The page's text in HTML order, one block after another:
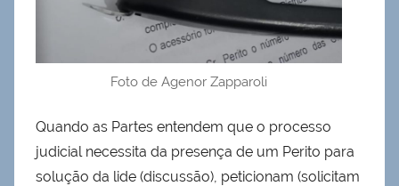
Foto de Agenor Zapparoli
Quando as Partes entendem que o processo
judicial necessita da presença de um Perito para
solução da lide (discussão), peticionam (solicitam